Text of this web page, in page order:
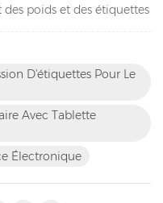
poids et des étiquettes
à la fois. Après avoir
sur le
poids est correct, le
D'étiquettes Pour Le
Avec Tablette
Électronique